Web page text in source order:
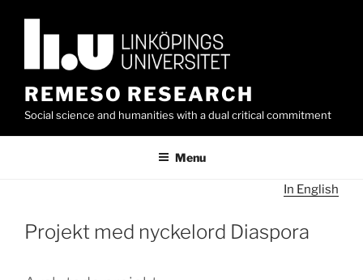
REMESO RESEARCH
Social science and humanities with a dual critical commitment
Menu
In English
Projekt med nyckelord Diaspora